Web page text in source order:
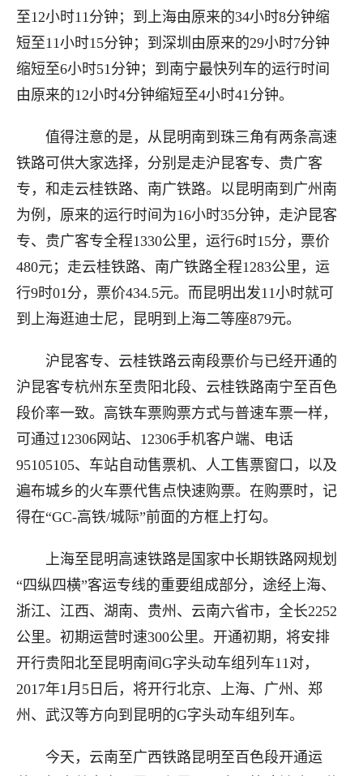
至12小时11分钟；到上海由原来的34小时8分钟缩
短至11小时15分钟；到深圳由原来的29小时7分钟
缩短至6小时51分钟；到南宁最快列车的运行时间
由原来的12小时4分钟缩短至4小时41分钟。
值得注意的是，从昆明南到珠三角有两条高速
铁路可供大家选择，分别是走沪昆客专、贵广客
专，和走云桂铁路、南广铁路。以昆明南到广州南
为例，原来的运行时间为16小时35分钟，走沪昆客
专、贵广客专全程1330公里，运行6时15分，票价
480元；走云桂铁路、南广铁路全程1283公里，运
行9时01分，票价434.5元。而昆明出发11小时就可
到上海逛迪士尼，昆明到上海二等座879元。
沪昆客专、云桂铁路云南段票价与已经开通的
沪昆客专杭州东至贵阳北段、云桂铁路南宁至百色
段价率一致。高铁车票购票方式与普速车票一样，
可通过12306网站、12306手机客户端、电话
95105105、车站自动售票机、人工售票窗口，以及
遍布城乡的火车票代售点快速购票。在购票时，记
得在“GC-高铁/城际”前面的方框上打勾。
上海至昆明高速铁路是国家中长期铁路网规划
“四纵四横”客运专线的重要组成部分，途经上海、
浙江、江西、湖南、贵州、云南六省市，全长2252
公里。初期运营时速300公里。开通初期，将安排
开行贵阳北至昆明南间G字头动车组列车11对，
2017年1月5日后，将开行北京、上海、广州、郑
州、武汉等方向到昆明的G字头动车组列车。
今天，云南至广西铁路昆明至百色段开通运